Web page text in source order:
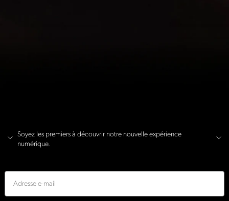
Soyez les premiers à découvrir notre nouvelle expérience
numérique.
E-mail